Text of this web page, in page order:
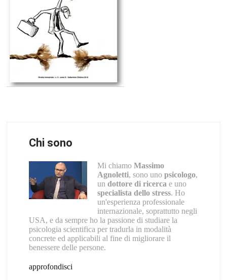
Chi sono
Mi chiamo Massimo
Agnoletti, sono uno psicologo,
un dottore di ricerca e uno
specialista dello stress. Ho
un'esperienza professionale
internazionale, soprattutto negli
USA, e da sempre ho la passione di studiare la
psicologia scientifica per tradurla in modalità
concrete ed applicabili al fine di migliorare il
benessere delle persone.
approfondisci